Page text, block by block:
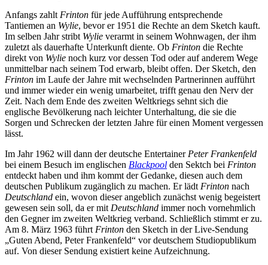
Anfangs zahlt Frinton für jede Aufführung entsprechende
Tantiemen an Wylie, bevor er 1951 die Rechte an dem Sketch kauft.
Im selben Jahr stribt Wylie verarmt in seinem Wohnwagen, der ihm
zuletzt als dauerhafte Unterkunft diente. Ob Frinton die Rechte
direkt von Wylie noch kurz vor dessen Tod oder auf anderem Wege
unmittelbar nach seinem Tod erwarb, bleibt offen. Der Sketch, den
Frinton im Laufe der Jahre mit wechselnden Partnerinnen aufführt
und immer wieder ein wenig umarbeitet, trifft genau den Nerv der
Zeit. Nach dem Ende des zweiten Weltkriegs sehnt sich die
englische Bevölkerung nach leichter Unterhaltung, die sie die
Sorgen und Schrecken der letzten Jahre für einen Moment vergessen
lässt.
Im Jahr 1962 will dann der deutsche Entertainer Peter Frankenfeld
bei einem Besuch im englischen Blackpool den Sektch bei Frinton
entdeckt haben und ihm kommt der Gedanke, diesen auch dem
deutschen Publikum zugänglich zu machen. Er lädt Frinton nach
Deutschland ein, wovon dieser angeblich zunächst wenig begeistert
gewesen sein soll, da er mit Deutschland immer noch vornehmlich
den Gegner im zweiten Weltkrieg verband. Schließlich stimmt er zu.
Am 8. März 1963 führt Frinton den Sketch in der Live-Sendung
„Guten Abend, Peter Frankenfeld“ vor deutschem Studiopublikum
auf. Von dieser Sendung existiert keine Aufzeichnung.